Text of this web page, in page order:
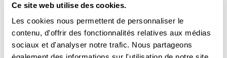
Ce site web utilise des cookies.
Les cookies nous permettent de personnaliser le
contenu, d'offrir des fonctionnalités relatives aux médias
sociaux et d'analyser notre trafic. Nous partageons
Graphisme et illustration musicale : Aurélien
Boeri